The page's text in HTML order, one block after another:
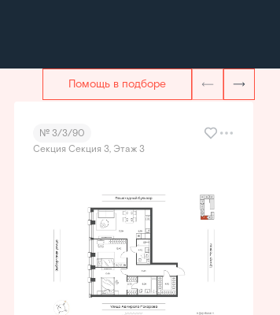
Помощь в подборе
№ 3/3/90
Секция Секция 3, Этаж 3